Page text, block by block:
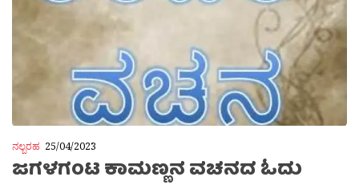
ನಲ್ಬರಹ 25/04/2023
ಜಗಳಗಂಟ ಕಾಮಣ್ಣನ ವಚನದ ಓದು